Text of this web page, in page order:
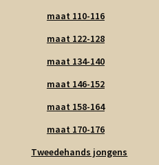
maat 110-116
maat 122-128
maat 134-140
maat 146-152
maat 158-164
maat 170-176
Tweedehands jongens